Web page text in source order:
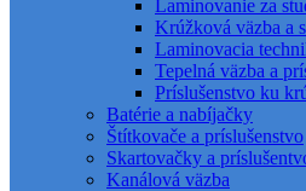
Laminovanie za
Krúžková väzba a
Laminovacia
Tepelná väzba a
Príslušenstvo ku
Batérie a nabíjačky
Štítkovače a príslušenstvo
Skartovačky a
Kanálová väzba